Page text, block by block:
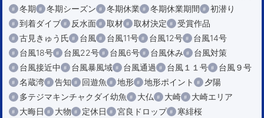
冬期
冬期シーズン 冬期休業 冬期休業期間
初潜り
到着ダイブ
反水面 取材 取材決定
受賞作品
古見きゅう氏
台風 台風11号 台風12号
台風14号
台風18号
台風22号 台風6号 台風休み
台風対策
台風接近中
台風暴風域 台風通過 台風１１号
台風９号
名蔵湾
告知 回遊魚 地形 地形ポイント
夕陽
多テジマキンチャクダイ幼魚
大仏 大崎
大崎エリア
大晦日
大物 定休日 宮良ドロップ
寒緋桜